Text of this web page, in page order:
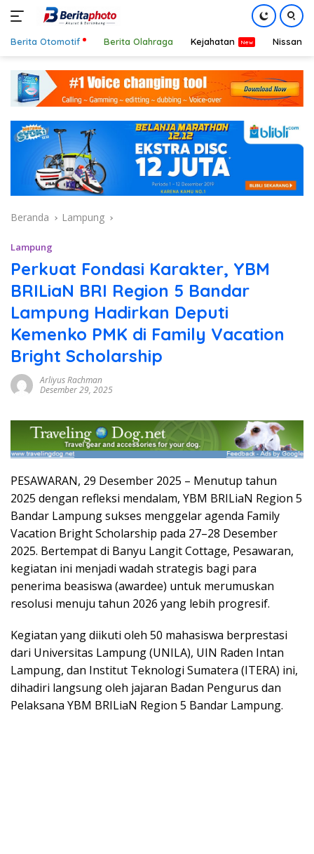
konten
Berita Otomotif Berita Olahraga Kejahatan Nissan
Beranda Lampung
Lampung
Perkuat Fondasi Karakter, YBM
BRILiaN BRI Region 5 Bandar
Lampung Hadirkan Deputi
Kemenko PMK di Family Vacation
Bright Scholarship
Arliyus Rachman
Desember 29, 2025
PESAWARAN, 29 Desember 2025 – Menutup tahun
2025 dengan refleksi mendalam, YBM BRILiaN Region 5
Bandar Lampung sukses menggelar agenda Family
Vacation Bright Scholarship pada 27–28 Desember
2025. Bertempat di Banyu Langit Cottage, Pesawaran,
kegiatan ini menjadi wadah strategis bagi para
penerima beasiswa (awardee) untuk merumuskan
resolusi menuju tahun 2026 yang lebih progresif.
​Kegiatan yang diikuti oleh 50 mahasiswa berprestasi
dari Universitas Lampung (UNILA), UIN Raden Intan
Lampung, dan Institut Teknologi Sumatera (ITERA) ini,
dihadiri langsung oleh jajaran Badan Pengurus dan
Pelaksana YBM BRILiaN Region 5 Bandar Lampung.